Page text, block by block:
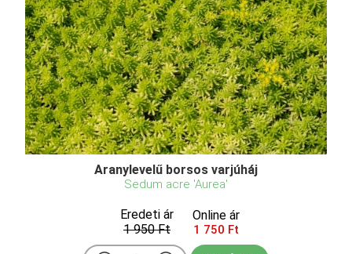
Aranylevelű borsos varjúháj
Sedum acre 'Aurea'
Eredeti ár
1 950 Ft
Online ár
1 750 Ft